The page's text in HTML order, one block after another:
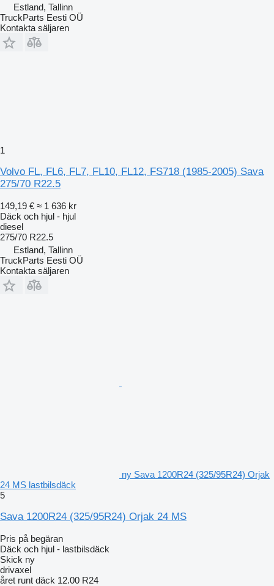
Estland, Tallinn
TruckParts Eesti OÜ
Kontakta säljaren
1
Volvo FL, FL6, FL7, FL10, FL12, FS718 (1985-2005) Sava
275/70 R22.5
149,19 € ≈ 1 636 kr
Däck och hjul - hjul
diesel
275/70 R22.5
Estland, Tallinn
TruckParts Eesti OÜ
Kontakta säljaren
ny Sava 1200R24 (325/95R24) Orjak
24 MS lastbilsdäck
5
Sava 1200R24 (325/95R24) Orjak 24 MS
Pris på begäran
Däck och hjul - lastbilsdäck
Skick ny
drivaxel
året runt däck 12.00 R24